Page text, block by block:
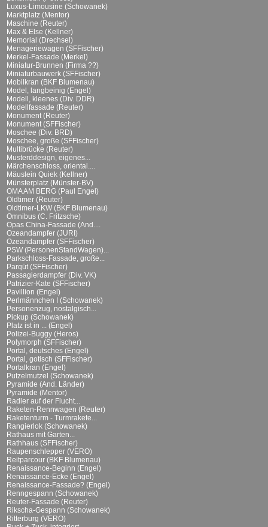
Luxus-Limousine (Schowanek)
Marktplatz (Mentor)
Maschine (Reuter)
Max & Else (Kellner)
Memorial (Drechsel)
Menageriewagen (SFFischer)
Merkel-Fassade (Merkel)
Miniatur-Brunnen (Firma ??)
Miniaturbauwerk (SFFischer)
Mobilkran (BKF Blumenau)
Model, langbeinig (Engel)
Modell, kleenes (Div. DDR)
Modellfassade (Reuter)
Monument (Reuter)
Monument (SFFischer)
Moschee (Div. BRD)
Moschee, große (SFFischer)
Multibrücke (Reuter)
Musterddesign, eigenes...
Märchenschloss, oriental....
Mäuslein Quiek (Kellner)
Münsterplatz (Münster-BV)
OMA AM BERG (Paul Engel)
Oldtimer (Reuter)
Oldtimer-LKW (BKF Blumenau)
Omnibus (C. Fritzsche)
Opas China-Fassade (And....
Ozeandampfer (JURI)
Ozeandampfer (SFFischer)
PSW (PersonenStandWagen)...
Parkschloss-Fassade, große...
Parqüt (SFFischer)
Passagierdampfer (Div. VK)
Patrizier-Kate (SFFischer)
Pavillion (Engel)
Perlmännchen I (Schowanek)
Personenzug, nostalgisch...
Pickup (Schowanek)
Platz ist in ... (Engel)
Polizei-Buggy (Heros)
Polymorph (SFFischer)
Portal, deutsches (Engel)
Portal, gotisch (SFFischer)
Portalkran (Engel)
Putzelmutzel (Schowanek)
Pyramide (And. Länder)
Pyramide (Mentor)
Radler auf der Flucht...
Raketen-Rennwagen (Reuter)
Raketenturm - Turmrakete...
Rangierlok (Schowanek)
Rathaus mit Garten...
Rathhaus (SFFischer)
Raupenschlepper (VERO)
Reitparcour (BKF Blumenau)
Renaissance-Beginn (Engel)
Renaissance-Ecke (Engel)
Renaissance-Fassade? (Engel)
Renngespann (Schowanek)
Reuter-Fassade (Reuter)
Rikscha-Gespann (Schowanek)
Ritterburg (VERO)